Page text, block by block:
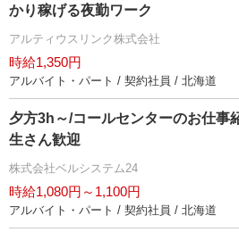
かり稼げる夜勤ワーク
アルティウスリンク株式会社
時給1,350円
アルバイト・パート / 契約社員 / 北海道
夕方3h～/コールセンターのお仕事
生さん歓迎
株式会社ベルシステム24
時給1,080円～1,100円
アルバイト・パート / 契約社員 / 北海道